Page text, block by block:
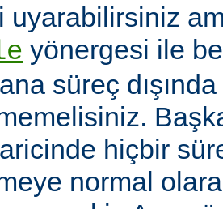
uyarabilirsiniz
yönergesi ile
süreç
hiçbir
normal